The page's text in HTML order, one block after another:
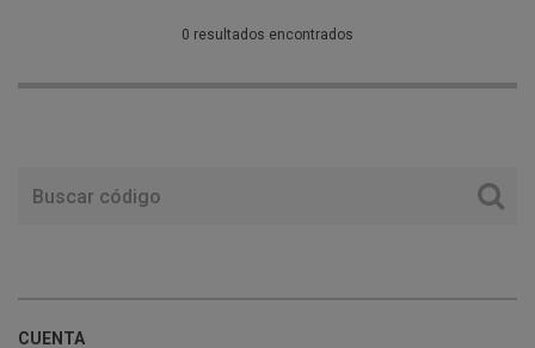
0 resultados encontrados
CUENTA